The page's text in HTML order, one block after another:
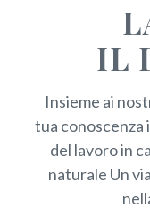
IL
Insieme ai
tua conoscenza
del lavoro in
naturale Un